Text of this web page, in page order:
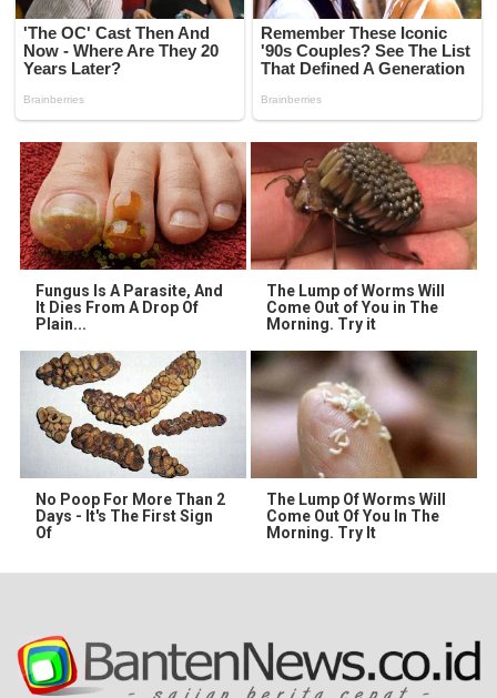
Fungus Is A Parasite, And
It Dies From A Drop Of
Plain...
The Lump of Worms Will
Come Out of You in The
Morning. Try it
No Poop For More Than 2
Days - It's The First Sign
Of
The Lump Of Worms Will
Come Out Of You In The
Morning. Try It